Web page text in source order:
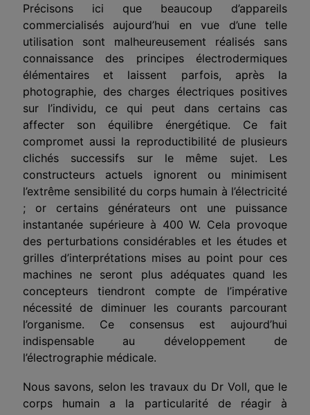
Précisons ici que beaucoup d’appareils
commercialisés aujourd’hui en vue d’une telle
utilisation sont malheureusement réalisés sans
con­naissance des principes électrodermiques
élémentaires et laissent parfois, après la
photographie, des charges électriques positives
sur l’individu, ce qui peut dans certains cas
affecter son équilibre éner­gétique. Ce fait
compromet aussi la reproductibilité de plusieurs
cli­chés successifs sur le même sujet. Les
constructeurs actuels igno­rent ou minimisent
l’extrême sensibilité du corps humain à l’élec­tricité
; or certains générateurs ont une puissance
instantanée supé­rieure à 400 W. Cela provoque
des perturbations considérables et les études et
grilles d’interprétations mises au point pour ces
machi­nes ne seront plus adéquates quand les
concepteurs tiendront compte de l’impérative
nécessité de diminuer les courants parcourant
l’orga­nisme. Ce consensus est aujourd’hui
indispensable au développement de
l’électrographie médicale.
Nous savons, selon les travaux du Dr Voll, que le
corps humain a la particularité de réagir à